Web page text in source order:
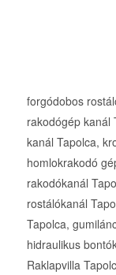
forgódobos
rakodógép kanál
kanál Tapolca,
homlokrakodó
rakodókanál
rostálókanál
Tapolca,
hidraulikus
Raklapvilla